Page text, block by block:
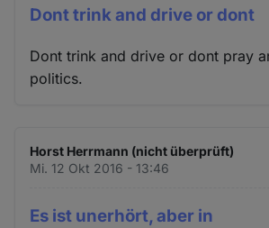
Dont trink and drive or dont
Dont trink and drive or dont pray
politics.
Horst Herrmann (nicht überprüft)
Mi. 12 Okt 2016 - 13:46
Es ist unerhört, aber in